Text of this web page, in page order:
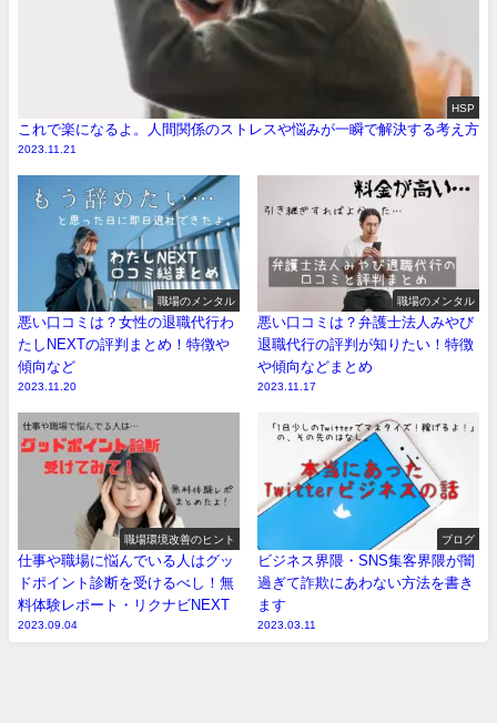
HSP
これで楽になるよ。人間関係のストレスや悩みが一瞬で解決する考え方
2023.11.21
職場のメンタル
悪い口コミは？女性の退職代行わ
たしNEXTの評判まとめ！特徴や
傾向など
2023.11.20
職場のメンタル
悪い口コミは？弁護士法人みやび
退職代行の評判が知りたい！特徴
や傾向などまとめ
2023.11.17
職場環境改善のヒント
仕事や職場に悩んでいる人はグッ
ドポイント診断を受けるべし！無
料体験レポート・リクナビNEXT
2023.09.04
ブログ
ビジネス界隈・SNS集客界隈が闇
過ぎて詐欺にあわない方法を書き
ます
2023.03.11